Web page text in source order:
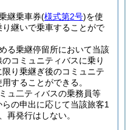
継乗車券(様式第2号)を使
継いで乗車することがで
る乗継停留所において当該
コミュニティバスに乗り
り乗継ぎ後のコミュニテ
することができる。
ュ二ティバスの乗務員等
の申出に応じて当該旅客1
再発行はしない。